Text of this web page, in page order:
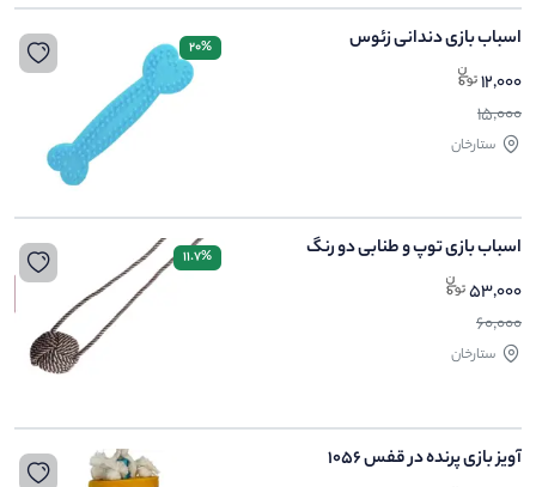
اسباب بازی دندانی زئوس
12,000
15,000
ستارخان
20%
اسباب بازی توپ و طنابی دو رنگ
53,000
60,000
ستارخان
11.7%
آویز بازی پرنده در قفس ۱۰۵۶